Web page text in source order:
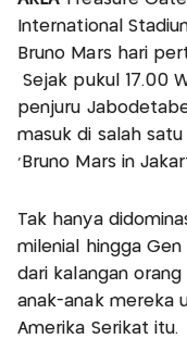
International
Bruno Mars hari
Sejak pukul 17.00
penjuru
masuk di salah
‘Bruno Mars in
Tak hanya
milenial hingga
dari kalangan
anak-anak mereka
Amerika Serikat itu.